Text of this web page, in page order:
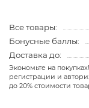
Все товары:
Бонусные баллы:
Доставка до:
Экономьте на
регистрации и
до 20% стоимости